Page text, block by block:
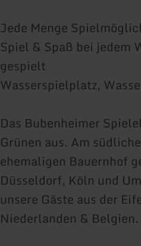
Jede Menge
Spiel & Spaß bei jedem
gespielt
Wasserspielplatz,
Das Bubenheimer
Grünen aus. Am
ehemaligen Bauernhof
Düsseldorf, Köln und
unsere Gäste aus der
Niederlanden & Belgien.